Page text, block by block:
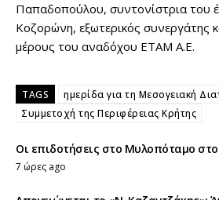
Παπαδοπούλου, συντονίστρια του
Κοζορώνη, εξωτερικός συνεργάτης
μέρους του αναδόχου ΕΤΑΜ Α.Ε.
TAGS
ημερίδα για τη Μεσογειακή
Συμμετοχή της Περιφέρειας Κρήτης
Οι επιδοτήσεις στο Μυλοπόταμο
7 ώρες ago